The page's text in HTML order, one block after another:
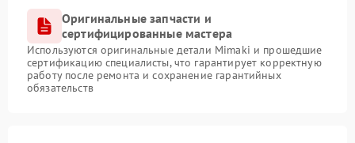
Оригинальные запчасти и
сертифицированные мастера
Используются оригинальные детали Mimaki и прошедшие
сертификацию специалисты, что гарантирует корректную
работу после ремонта и сохранение гарантийных
обязательств